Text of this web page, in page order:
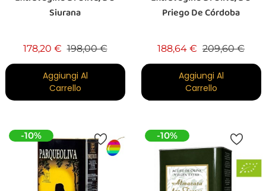
Siurana
178,20 € Prezzo base
198,00 €Prezzo
Aggiungi Al
Carrello
Priego De Córdoba
188,64 € Prezzo base
209,60 €
Aggiungi Al
Carrello
-10% -10%